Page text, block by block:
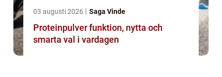
03 augusti 2026 Saga Vinde
Proteinpulver funktion, nytta och
smarta val i vardagen